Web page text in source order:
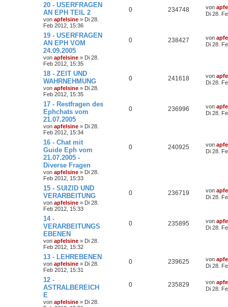
20 - USERFRAGEN
AN EPH TEIL 2
von apfelsine » Di 28.
Feb 2012, 15:36
0 234748 von
Di 28.
19 - USERFRAGEN
AN EPH VOM
24.09.2005
von apfelsine » Di 28.
Feb 2012, 15:35
0 238427 von
Di 28.
18 - ZEIT UND
WAHRNEHMUNG
von apfelsine » Di 28.
Feb 2012, 15:35
0 241618 von
Di 28.
17 - Restfragen des
Ephchats vom
21.07.2005
von apfelsine » Di 28.
Feb 2012, 15:34
0 236996 von
Di 28.
16 - Chat mit
Guide Eph vom
21.07.2005 -
Diverse Fragen
von apfelsine » Di 28.
Feb 2012, 15:33
0 240925 von
Di 28.
15 - SUIZID UND
VERARBEITUNG
von apfelsine » Di 28.
Feb 2012, 15:33
0 236719 von
Di 28.
14 -
VERARBEITUNGS
EBENEN
von apfelsine » Di 28.
Feb 2012, 15:32
0 235895 von
Di 28.
13 - LEHREBENEN
von apfelsine » Di 28.
Feb 2012, 15:31
0 239625 von
Di 28.
12 -
ASTRALBEREICH
E
von apfelsine » Di 28.
0 235829 von
Di 28.